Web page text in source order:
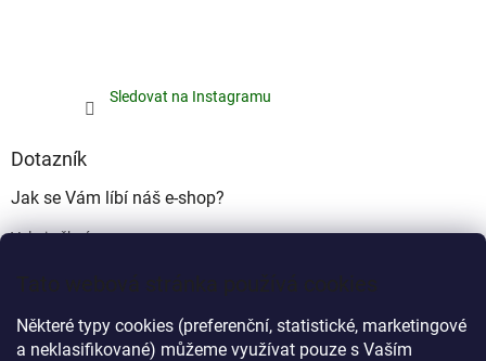
Tato webová stránka používá cookies
Některé typy cookies (preferenční, statistické, marketingové
a neklasifikované) můžeme využívat pouze s Vaším
Sledovat na Instagramu
Dotazník
Jak se Vám líbí náš e-shop?
Velmi pěkný
Ujde to
Nelíbí se mi